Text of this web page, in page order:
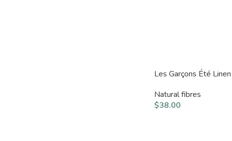
Les Garçons Été Linen
Natural fibres
$38.00